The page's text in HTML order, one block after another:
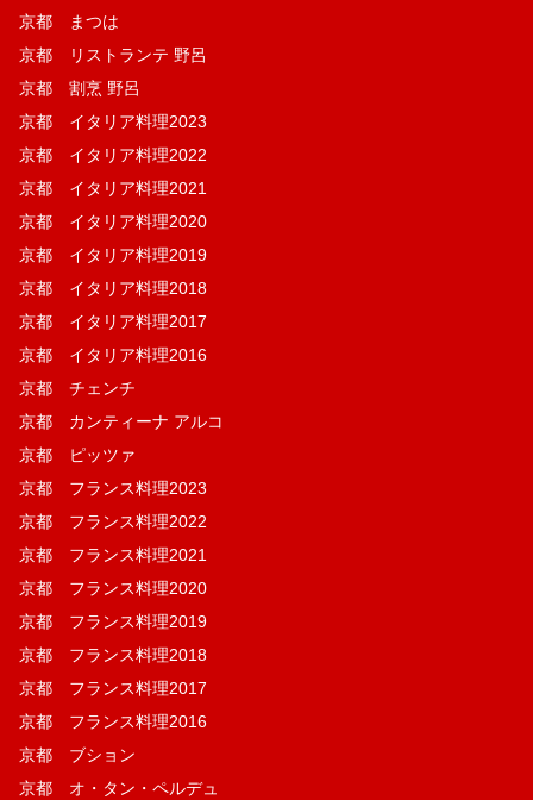
京都 まつは
京都 リストランテ 野呂
京都 割烹 野呂
京都 イタリア料理2023
京都 イタリア料理2022
京都 イタリア料理2021
京都 イタリア料理2020
京都 イタリア料理2019
京都 イタリア料理2018
京都 イタリア料理2017
京都 イタリア料理2016
京都 チェンチ
京都 カンティーナ アルコ
京都 ピッツァ
京都 フランス料理2023
京都 フランス料理2022
京都 フランス料理2021
京都 フランス料理2020
京都 フランス料理2019
京都 フランス料理2018
京都 フランス料理2017
京都 フランス料理2016
京都 ブション
京都 オ・タン・ペルデュ